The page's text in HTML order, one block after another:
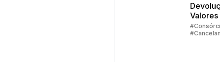
Valores
Parte 1